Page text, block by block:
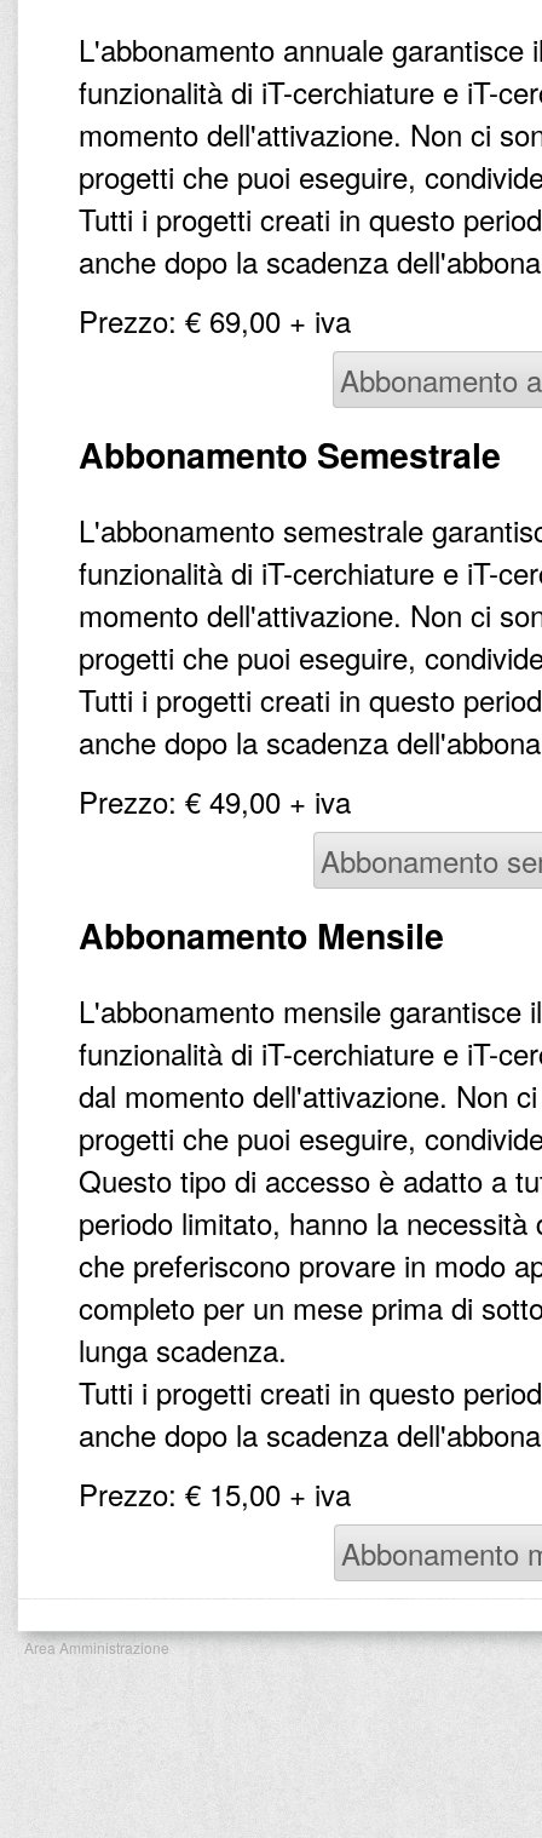
L'abbonamento annuale garantisce
funzionalità di iT-cerchiature e iT-
momento dell'attivazione. Non ci
progetti che puoi eseguire,
Tutti i progetti creati in questo
anche dopo la scadenza
Prezzo: € 69,00 + iva
Abbonamento
Abbonamento Semestrale
L'abbonamento semestrale
funzionalità di iT-cerchiature e iT-
momento dell'attivazione. Non ci
progetti che puoi eseguire,
Tutti i progetti creati in questo
anche dopo la scadenza
Prezzo: € 49,00 + iva
Abbonamento
Abbonamento Mensile
L'abbonamento mensile garantisce
funzionalità di iT-cerchiature e iT-
dal momento dell'attivazione. Non
progetti che puoi eseguire,
Questo tipo di accesso è adatto a
periodo limitato, hanno la
che preferiscono provare in modo
completo per un mese prima di
lunga scadenza.
Tutti i progetti creati in questo
anche dopo la scadenza
Prezzo: € 15,00 + iva
Abbonamento
Area Amministrazione